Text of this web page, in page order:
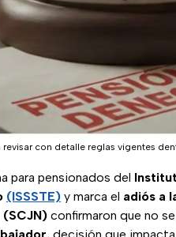
con detalle reglas vigentes
para pensionados del
(ISSSTE) y marca el adiós a
confirmaron que no